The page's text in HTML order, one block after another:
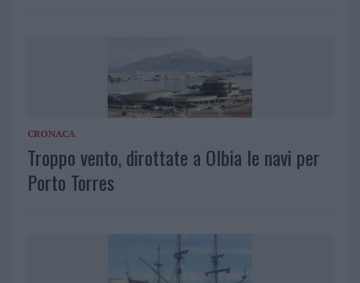
CRONACA
Troppo vento, dirottate a Olbia le navi per
Porto Torres